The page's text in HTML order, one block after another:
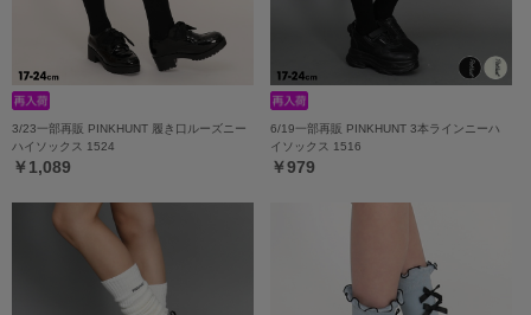
3/23一部再販 PINKHUNT 履き口ルーズニー
ハイソックス 1524
￥1,089
6/19一部再販 PINKHUNT 3本ラインニーハ
イソックス 1516
￥979